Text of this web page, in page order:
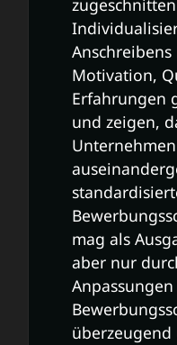
Motivation,
Erfahrungen
und zeigen,
mag als
aber nur
überzeugend